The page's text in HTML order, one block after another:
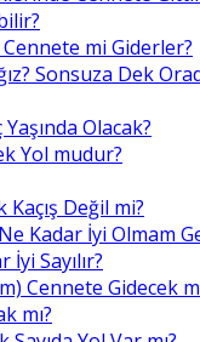
mi Giderler?
Sonsuza Dek
Olacak?
Yol mudur?
Değil mi?
Kadar İyi Olmam
Sayılır?
Cennete Gidecek
mı?